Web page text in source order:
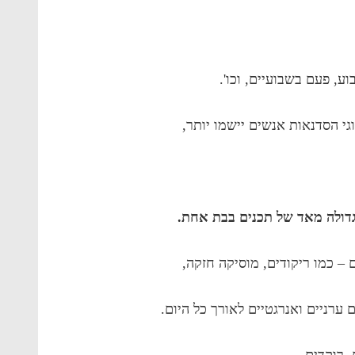
פעם בשבועיים, וכו'.
הסדנאות אנשים יישמו יותר,
מאד של תכנים בבת אחת.
– כמו ריקודים, מוסיקה חזקה,
ואנרגטיים לאורך כל היום.